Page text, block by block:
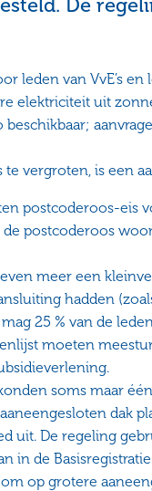
De
leden van VvE’s
elektriciteit uit
te vergroten, is een
postcoderoos-eis
postcoderoos
meer een
hadden
25 % van de
moeten
soms maar
dak
uit. De regeling
in de
op grotere